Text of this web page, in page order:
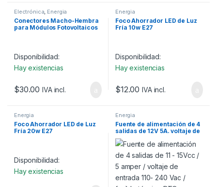
Electrónica, Energia
Conectores Macho-Hembra
para Módulos Fotovoltaicos
Disponibilidad:
Hay existencias
$30.00 IVA incl.
Energia
Foco Ahorrador LED de Luz
Fría 10w E27
Disponibilidad:
Hay existencias
$12.00 IVA incl.
Energia
Foco Ahorrador LED de Luz
Fría 20w E27
Disponibilidad:
Hay existencias
Energia
Fuente de alimentación de 4
salidas de 12V 5A. voltaje de
entrada 110- 240 Vac /
fusible térmico PTC
integrado.